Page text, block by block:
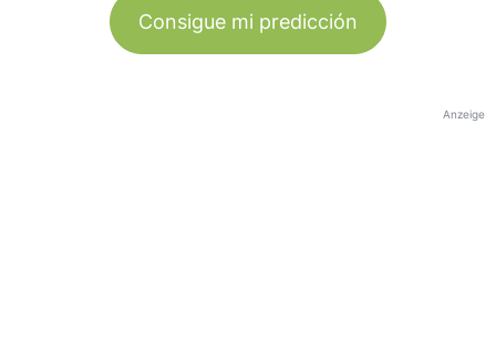
Consigue mi predicción
Anzeige